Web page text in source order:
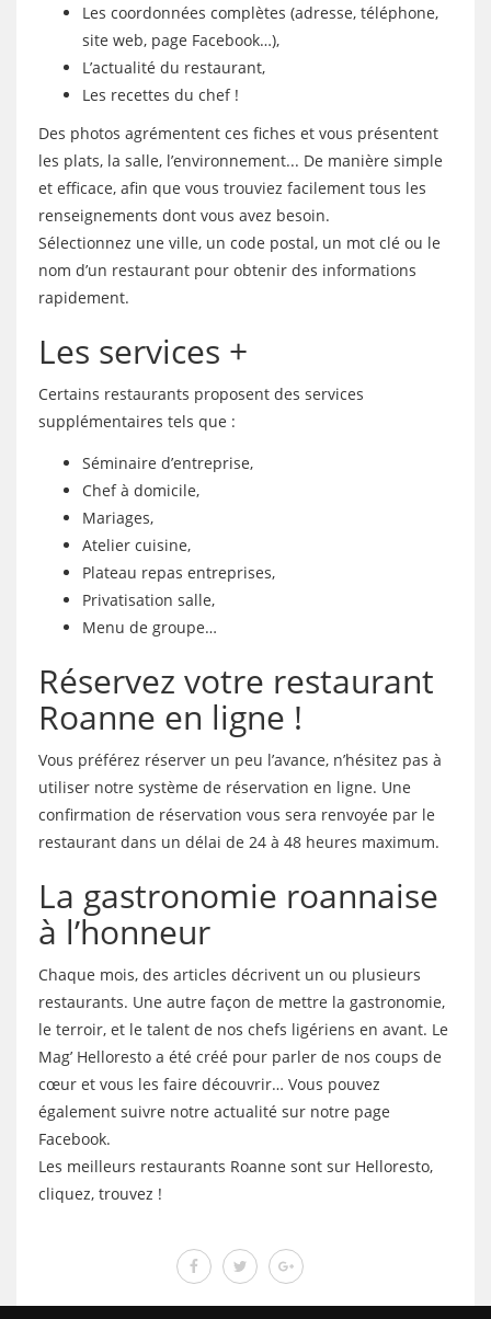
Les coordonnées complètes (adresse, téléphone,
site web, page Facebook…),
L’actualité du restaurant,
Les recettes du chef !
Des photos agrémentent ces fiches et vous présentent
les plats, la salle, l’environnement... De manière simple
et efficace, afin que vous trouviez facilement tous les
renseignements dont vous avez besoin.
Sélectionnez une ville, un code postal, un mot clé ou le
nom d’un restaurant pour obtenir des informations
rapidement.
Les services +
Certains restaurants proposent des services
supplémentaires tels que :
Séminaire d’entreprise,
Chef à domicile,
Mariages,
Atelier cuisine,
Plateau repas entreprises,
Privatisation salle,
Menu de groupe…
Réservez votre restaurant
Roanne en ligne !
Vous préférez réserver un peu l’avance, n’hésitez pas à
utiliser notre système de réservation en ligne. Une
confirmation de réservation vous sera renvoyée par le
restaurant dans un délai de 24 à 48 heures maximum.
La gastronomie roannaise
à l’honneur
Chaque mois, des articles décrivent un ou plusieurs
restaurants. Une autre façon de mettre la gastronomie,
le terroir, et le talent de nos chefs ligériens en avant. Le
Mag’ Helloresto a été créé pour parler de nos coups de
cœur et vous les faire découvrir… Vous pouvez
également suivre notre actualité sur notre page
Facebook.
Les meilleurs restaurants Roanne sont sur Helloresto,
cliquez, trouvez !